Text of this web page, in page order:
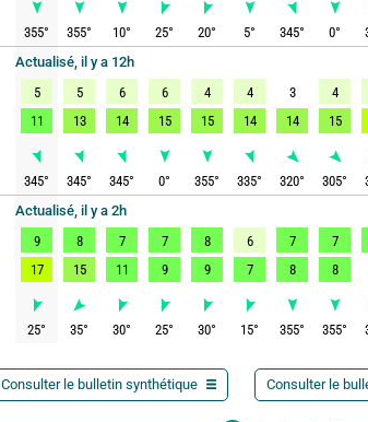
355° 355° 10° 25° 20° 5° 345° 0°
Actualisé, il y a 12h
5
5 6 6 4 4 3 4
11
13 14 15 15 14 14 15
345° 345° 345° 0° 355° 335° 320° 305°
Actualisé, il y a 2h
9
8 7 7 8 6 7 7
17
15 11 9 9 7 8 8
25° 35° 30° 25° 30° 15° 355° 355°
Consulter le bulletin synthétique Consulter le